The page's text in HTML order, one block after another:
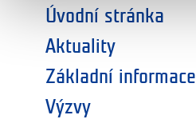
Úvodní stránka
Aktuality
Základní informace
Výzvy